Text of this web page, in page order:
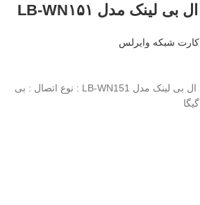
کارت شبکه وایرلس
مشخصات کارت شبکه USB ال بی لینک مدل LB-WN151 : نوع اتصال : بی